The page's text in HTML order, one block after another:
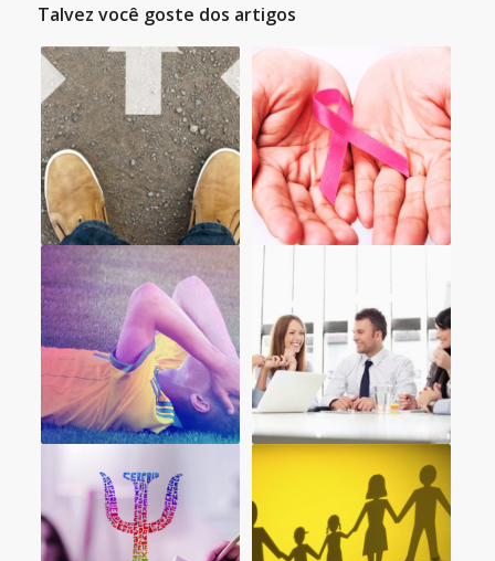
Talvez você goste dos artigos